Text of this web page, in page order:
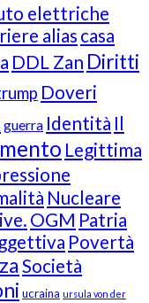
elettriche
alias casa
DDL Zan Diritti
Doveri
guerra Identità Il
Legittima
Nucleare
OGM Patria
Povertà
Società
ucraina ursula von der